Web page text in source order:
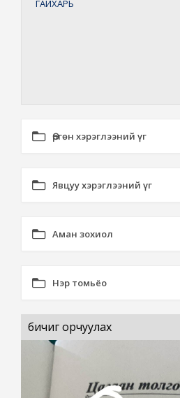
ГАЙХАРЬ
Өргөн хэрэглээний үг
Явцуу хэрэглээний үг
Аман зохиол
Нэр томьёо
бичиг орчуулах